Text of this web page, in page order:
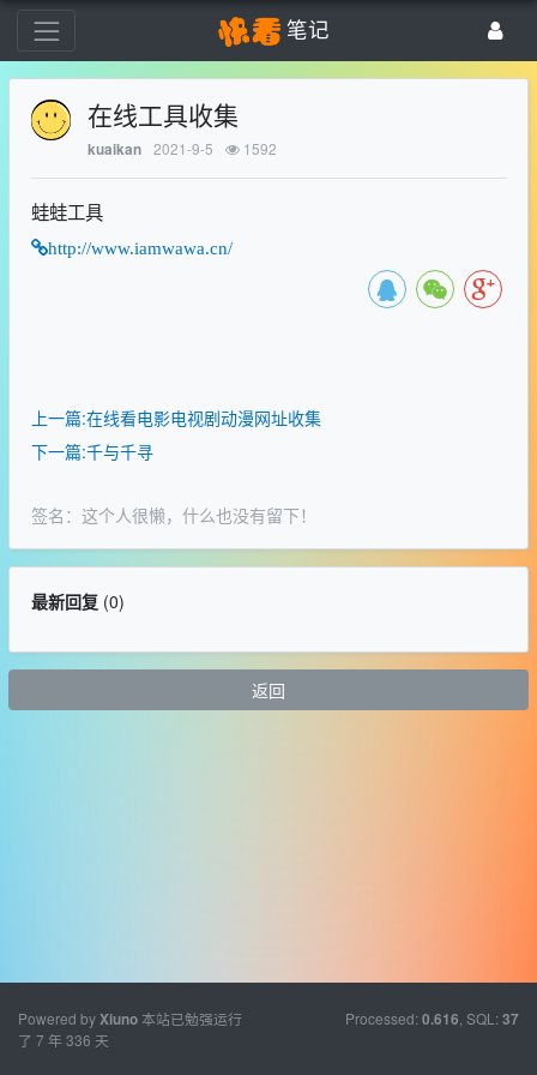
笔记
在线工具收集
kuaikan 2021-9-5 1592
蛙蛙工具
http://www.iamwawa.cn/
上一篇:在线看电影电视剧动漫网址收集
下一篇:千与千寻
签名：这个人很懒，什么也没有留下！
最新回复(0)
返回
Powered byXiuno本站已勉强运行
了 7 年 336 天
Processed: 0.616 , SQL: 37